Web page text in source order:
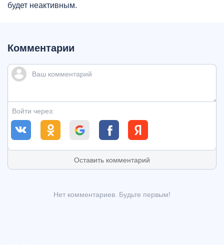
будет неактивным.
Комментарии
Войти через:
Оставить комментарий
Нет комментариев. Будьте первым!